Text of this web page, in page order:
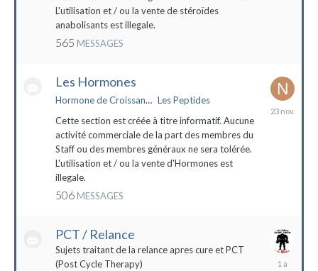
L'utilisation et / ou la vente de stéroïdes
anabolisants est illegale.
565 MESSAGES
Les Hormones
Hormone de Croissance (HGH) Les Peptides
Cette section est créée à titre informatif. Aucune
activité commerciale de la part des membres du
Staff ou des membres généraux ne sera tolérée.
L'utilisation et / ou la vente d'Hormones est
illegale.
506 MESSAGES
23
PCT / Relance
Sujets traitant de la relance apres cure et PCT
(Post Cycle Therapy)
13